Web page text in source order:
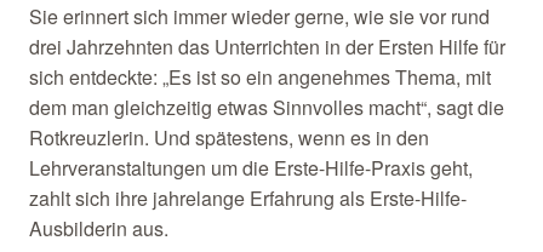
Sie erinnert sich immer wieder gerne, wie sie vor rund
drei Jahrzehnten das Unterrichten in der Ersten Hilfe für
sich entdeckte: „Es ist so ein angenehmes Thema, mit
dem man gleichzeitig etwas Sinnvolles macht“, sagt die
Rotkreuzlerin. Und spätestens, wenn es in den
Lehrveranstaltungen um die Erste-Hilfe-Praxis geht,
zahlt sich ihre jahrelange Erfahrung als Erste-Hilfe-
Ausbilderin aus.